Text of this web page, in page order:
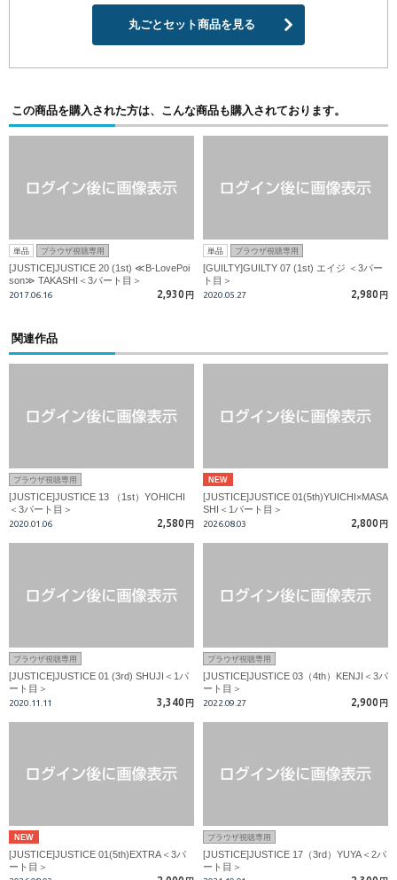
丸ごとセット商品を見る
この商品を購入された方は、こんな商品も購入されております。
単品 ブラウザ視聴専用
[JUSTICE]JUSTICE 20 (1st) ≪B-LovePoi
son≫ TAKASHI＜3パート目＞
2017.06.16 2,930 円
単品 ブラウザ視聴専用
[GUILTY]GUILTY 07 (1st) エイジ ＜3パー
ト目＞
2020.05.27 2,980 円
関連作品
ブラウザ視聴専用
[JUSTICE]JUSTICE 13 （1st）YOHICHI
＜3パート目＞
2020.01.06 2,580 円
NEW
[JUSTICE]JUSTICE 01(5th)YUICHI×MASA
SHI＜1パート目＞
2026.08.03 2,800 円
ブラウザ視聴専用
[JUSTICE]JUSTICE 01 (3rd) SHUJI＜1パ
ート目＞
2020.11.11 3,340 円
ブラウザ視聴専用
[JUSTICE]JUSTICE 03（4th）KENJI＜3パ
ート目＞
2022.09.27 2,900 円
NEW
[JUSTICE]JUSTICE 01(5th)EXTRA＜3パ
ート目＞
ブラウザ視聴専用
[JUSTICE]JUSTICE 17（3rd）YUYA＜2パ
ート目＞